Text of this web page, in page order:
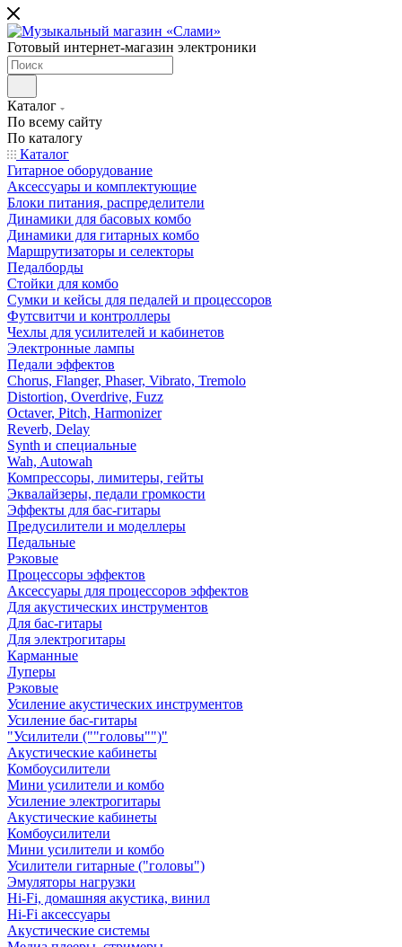
Готовый интернет-магазин электроники
Каталог
По всему сайту
По каталогу
Каталог
Гитарное оборудование
Аксессуары и комплектующие
Блоки питания, распределители
Динамики для басовых комбо
Динамики для гитарных комбо
Маршрутизаторы и селекторы
Педалборды
Стойки для комбо
Сумки и кейсы для педалей и процессоров
Футсвитчи и контроллеры
Чехлы для усилителей и кабинетов
Электронные лампы
Педали эффектов
Chorus, Flanger, Phaser, Vibrato, Tremolo
Distortion, Overdrive, Fuzz
Octaver, Pitch, Harmonizer
Reverb, Delay
Synth и специальные
Wah, Autowah
Компрессоры, лимитеры, гейты
Эквалайзеры, педали громкости
Эффекты для бас-гитары
Предусилители и моделлеры
Педальные
Рэковые
Процессоры эффектов
Аксессуары для процессоров эффектов
Для акустических инструментов
Для бас-гитары
Для электрогитары
Карманные
Луперы
Рэковые
Усиление акустических инструментов
Усиление бас-гитары
"Усилители (""головы"")"
Акустические кабинеты
Комбоусилители
Мини усилители и комбо
Усиление электрогитары
Акустические кабинеты
Комбоусилители
Мини усилители и комбо
Усилители гитарные ("головы")
Эмуляторы нагрузки
Hi-Fi, домашняя акустика, винил
Hi-Fi аксессуары
Акустические системы